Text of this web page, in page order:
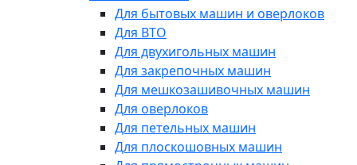
Для бытовых машин и оверлоков
Для ВТО
Для двухигольных машин
Для закрепочных машин
Для мешкозашивочных машин
Для оверлоков
Для петельных машин
Для плоскошовных машин